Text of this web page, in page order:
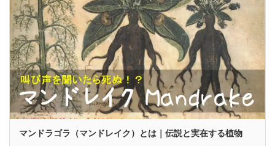
マンドラゴラ（マンドレイク）とは｜伝説と実在する植物